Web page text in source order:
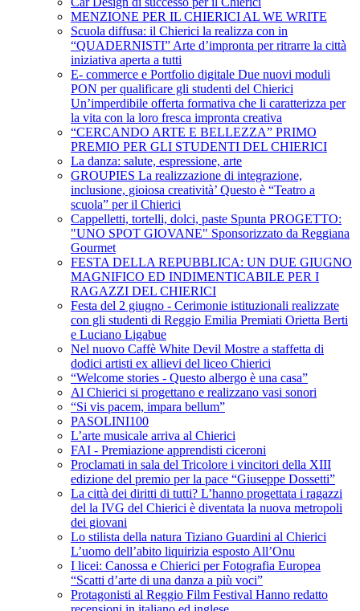
MENZIONE PER IL CHIERICI AL WE WRITE
Scuola diffusa: il Chierici la realizza con in
“QUADERNISTI” Arte d’impronta per ritrarre la città
iniziativa aperta a tutti
E- commerce e Portfolio digitale Due nuovi moduli
PON per qualificare gli studenti del Chierici
Un’imperdibile offerta formativa che li caratterizza per
la vita con la loro fresca impronta creativa
“CERCANDO ARTE E BELLEZZA” PRIMO
PREMIO PER GLI STUDENTI DEL CHIERICI
La danza: salute, espressione, arte
GROUPIES La realizzazione di integrazione,
inclusione, gioiosa creatività’ Questo è “Teatro a
scuola” per il Chierici
Cappelletti, tortelli, dolci, paste Spunta PROGETTO:
"UNO SPOT GIOVANE" Sponsorizzato da Reggiana
Gourmet
FESTA DELLA REPUBBLICA: UN DUE GIUGNO
MAGNIFICO ED INDIMENTICABILE PER I
RAGAZZI DEL CHIERICI
Festa del 2 giugno - Cerimonie istituzionali realizzate
con gli studenti di Reggio Emilia Premiati Orietta Berti
e Luciano Ligabue
Nel nuovo Caffè White Devil Mostre a staffetta di
dodici artisti ex allievi del liceo Chierici
“Welcome stories - Questo albergo è una casa”
Al Chierici si progettano e realizzano vasi sonori
“Si vis pacem, impara bellum”
PASOLINI100
L’arte musicale arriva al Chierici
FAI - Premiazione apprendisti ciceroni
Proclamati in sala del Tricolore i vincitori della XIII
edizione del premio per la pace “Giuseppe Dossetti”
La città dei diritti di tutti? L’hanno progettata i ragazzi
del la IVG del Chierici è diventata la nuova metropoli
dei giovani
Lo stilista della natura Tiziano Guardini al Chierici
L’uomo dell’abito liquirizia esposto All’Onu
I licei: Canossa e Chierici per Fotografia Europea
“Scatti d’arte di una danza a più voci”
Protagonisti al Reggio Film Festival Hanno redatto